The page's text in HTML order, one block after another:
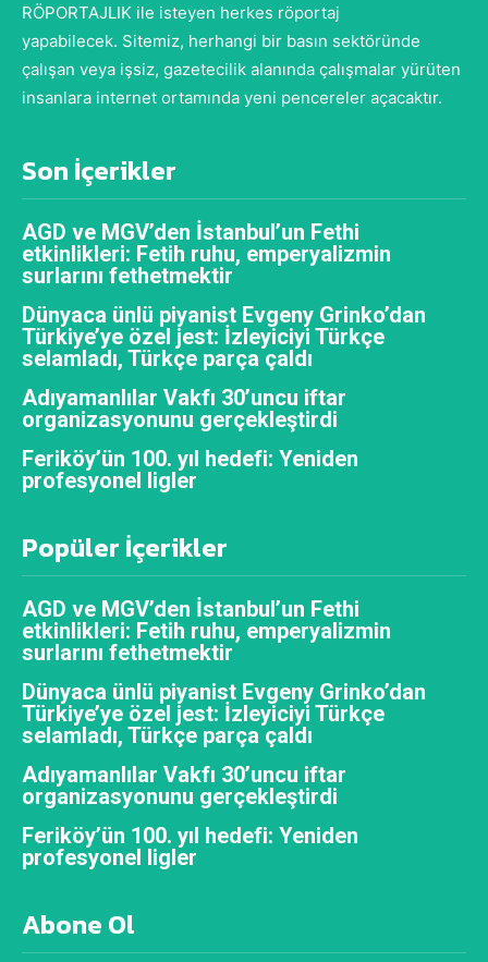
RÖPORTAJLIK ile isteyen herkes röportaj
yapabilecek. Sitemiz, herhangi bir basın sektöründe
çalışan veya işsiz, gazetecilik alanında çalışmalar yürüten
insanlara internet ortamında yeni pencereler açacaktır.
Son İçerikler
AGD ve MGV’den İstanbul’un Fethi
etkinlikleri: Fetih ruhu, emperyalizmin
surlarını fethetmektir
Dünyaca ünlü piyanist Evgeny Grinko’dan
Türkiye’ye özel jest: İzleyiciyi Türkçe
selamladı, Türkçe parça çaldı
Adıyamanlılar Vakfı 30’uncu iftar
organizasyonunu gerçekleştirdi
Feriköy’ün 100. yıl hedefi: Yeniden
profesyonel ligler
Popüler İçerikler
AGD ve MGV’den İstanbul’un Fethi
etkinlikleri: Fetih ruhu, emperyalizmin
surlarını fethetmektir
Dünyaca ünlü piyanist Evgeny Grinko’dan
Türkiye’ye özel jest: İzleyiciyi Türkçe
selamladı, Türkçe parça çaldı
Adıyamanlılar Vakfı 30’uncu iftar
organizasyonunu gerçekleştirdi
Feriköy’ün 100. yıl hedefi: Yeniden
profesyonel ligler
Abone Ol